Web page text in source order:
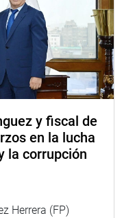
y fiscal de
en la lucha
la corrupción
Herrera (FP)